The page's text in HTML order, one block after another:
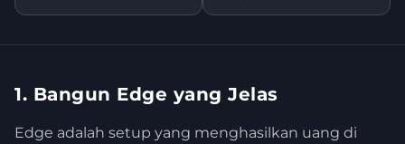
1. Bangun Edge yang Jelas
Edge adalah setup yang menghasilkan uang di